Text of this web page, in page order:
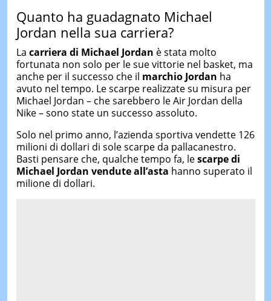
Quanto ha guadagnato Michael
Jordan nella sua carriera?
La carriera di Michael Jordan è stata molto
fortunata non solo per le sue vittorie nel basket, ma
anche per il successo che il marchio Jordan ha
avuto nel tempo. Le scarpe realizzate su misura per
Michael Jordan – che sarebbero le Air Jordan della
Nike – sono state un successo assoluto.
Solo nel primo anno, l’azienda sportiva vendette 126
milioni di dollari di sole scarpe da pallacanestro.
Basti pensare che, qualche tempo fa, lescarpe di
Michael Jordan vendute all’asta hanno superato il
milione di dollari.